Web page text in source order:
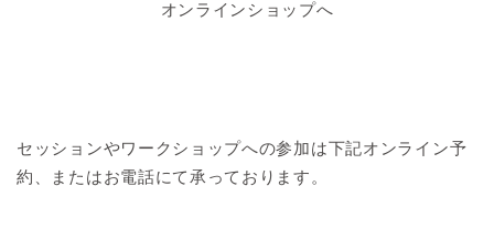
オンラインショップへ
セッションやワークショップへの参加は下記オンライン予
約、またはお電話にて承っております。